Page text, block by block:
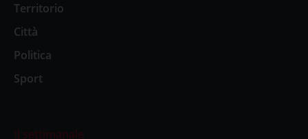
Territorio
Città
Politica
Sport
Il settimanale